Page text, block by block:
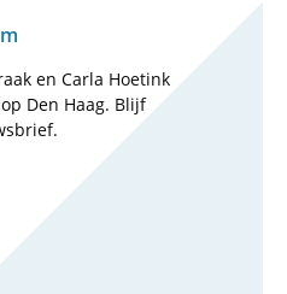
en Carla Hoetink
Den Haag. Blijf